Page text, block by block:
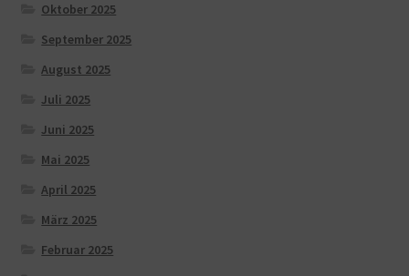
Oktober 2025
September 2025
August 2025
Juli 2025
Juni 2025
Mai 2025
April 2025
März 2025
Februar 2025